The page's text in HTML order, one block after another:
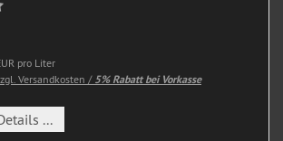
pro Liter
Versandkosten / 5% Rabatt bei Vorkasse
...